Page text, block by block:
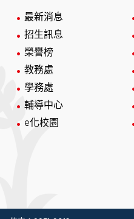
最新消息
招生訊息
榮譽榜
教務處
學務處
輔導中心
e化校園